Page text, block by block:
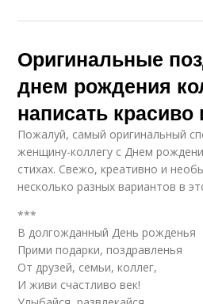
Оригинальные
днем рождения
написать красиво
Пожалуй, самый оригинальный
женщину-коллегу с Днем
стихах. Свежо, креативно и
несколько разных вариантов в
***
В долгожданный День рожденья
Прими подарки, поздравленья
От друзей, семьи, коллег,
И живи счастливо век!